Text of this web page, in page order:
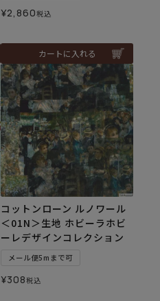
¥2,860税込
カートに入れる
コットンローン ルノワール
＜01N＞生地 ホビーラホビ
ーレデザインコレクション
メール便5mまで可
¥308税込